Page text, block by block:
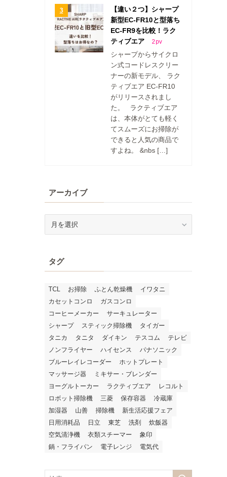
【違い２つ】シャープ
新型EC-FR10と型落ち
EC-FR9を比較！ラク
ティブエア
2pv
シャープからサイクロ
ン式コードレスクリー
ナーの新モデル、 ラク
ティブエア EC-FR10
がリリースされまし
た。 ラクティブエア
は、本体がとても軽く
てスムーズにお掃除が
できると人気の商品で
すよね。 &nbs […]
アーカイブ
ブタグ
TCL お掃除 ふとん乾燥機
イワタニ
カセットコンロ
ガスコンロ
コーヒーメーカー
サーキュレーター
シャープ
スティック掃除機
タイガー
タニカ
タニタ ダイキン テスコム
テレビ
ノンフライヤー
ハイセンス
パナソニック
ブルーレイレコーダー
ホットプレート
マッサージ器
ミキサー・ブレンダー
ヨーグルトーカー
ラクティブエア
レコルト
ロボット掃除機
三菱 保存容器
冷蔵庫
加湿器
山善 掃除機
新生活応援フェア
日用消耗品
日立 東芝 洗剤
炊飯器
空気清浄機
衣類スチーマー
象印
鍋・フライパン
電子レンジ 電気代